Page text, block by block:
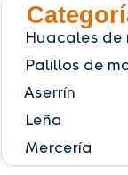
Huacales de
Palillos de
Aserrín
Leña
Mercería